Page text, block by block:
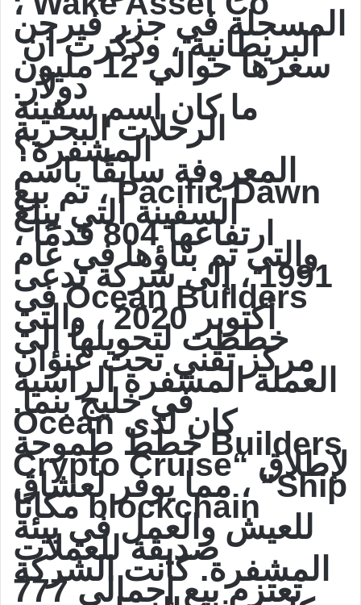
المسجلة في جزر فيرجن
البريطانية ، وذكرت ان
سعرها حوالي 12 مليون
دولار.
ما كان اسم سفينة
الرحلات البحرية
المشفرة؟
المعروفة سابقًا باسم
Pacific Dawn ، تم بيع
السفينة التي يبلغ
ارتفاعها 804 قدمًا ،
والتي تم بناؤها في عام
1991 ، إلى شركة تدعى
Ocean Builders في
أكتوبر 2020 ، والتي
خططت لتحويلها إلى
مركز تقني تحت عنوان
العملة المشفرة الراسية
في خليج بنما.
كان لدى Ocean
Builders خطط طموحة
لإطلاق “Crypto Cruise
Ship” ، مما يوفر لعشاق
blockchain مكانًا
للعيش والعمل في بيئة
صديقة للعملات
المشفرة. كانت الشركة
تعتزم بيع إجمالي 777